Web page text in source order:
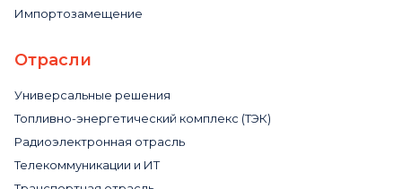
Импортозамещение
Отрасли
Универсальные решения
Топливно-энергетический комплекс (ТЭК)
Радиоэлектронная отрасль
Телекоммуникации и ИТ